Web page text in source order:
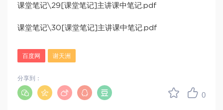
课堂笔记\29[课堂笔记]主讲课中笔记.pdf
课堂笔记\30[课堂笔记]主讲课中笔记.pdf
百度网 谢天洲
0
分享到：